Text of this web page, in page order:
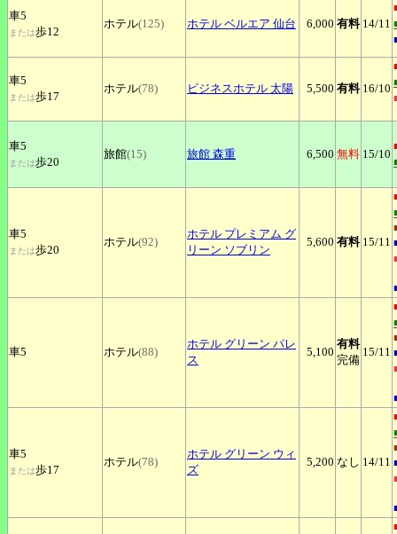
車5
または歩12
ホテル(125) ホテル ベルエア 仙台 6,000 有料 14/11
車5
または歩17
ホテル(78) ビジネスホテル 太陽 5,500 有料 16/10
車5
または歩20
旅館(15) 旅館 森重 6,500 無料 15/10
車5
または歩20
ホテル(92)
ホテル プレミアム グ
リーン ソブリン
5,600 有料 15/11
車5 ホテル(88)
ホテル グリーン パレ
ス
5,100
有料
完備
15/11
車5
または歩17
ホテル(78)
ホテル グリーン ウィ
ズ
5,200 なし 14/11